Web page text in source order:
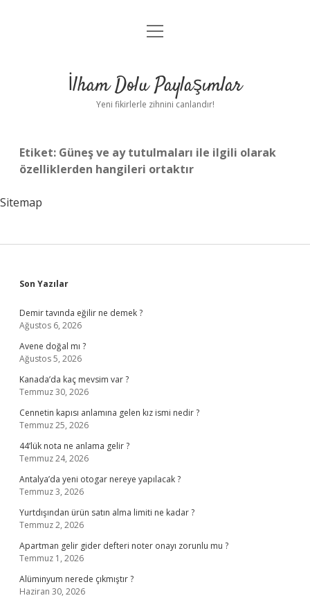
Anasayfa
Yasal Uyarı
menüyü
İlham Dolu Paylaşımlar
Yeni fikirlerle zihnini canlandır!
Etiket: Güneş ve ay tutulmaları ile ilgili olarak
özelliklerden hangileri ortaktır
Sitemap
Sidebar
Son Yazılar
Demir tavında eğilir ne demek ?
Ağustos 6, 2026
Avene doğal mı ?
Ağustos 5, 2026
Kanada’da kaç mevsim var ?
Temmuz 30, 2026
Cennetin kapısı anlamına gelen kız ismi nedir ?
Temmuz 25, 2026
44’lük nota ne anlama gelir ?
Temmuz 24, 2026
Antalya’da yeni otogar nereye yapılacak ?
Temmuz 3, 2026
Yurtdışından ürün satın alma limiti ne kadar ?
Temmuz 2, 2026
Apartman gelir gider defteri noter onayı zorunlu mu ?
Temmuz 1, 2026
Alüminyum nerede çıkmıştır ?
Haziran 30, 2026